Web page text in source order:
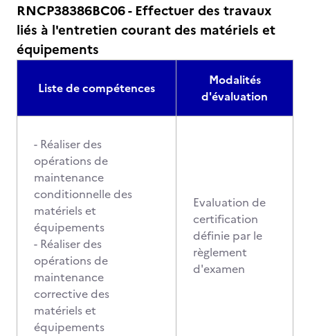
RNCP38386BC06 - Effectuer des travaux
liés à l'entretien courant des matériels et
équipements
Liste de compétences
Modalités
d'évaluation
- Réaliser des
opérations de
maintenance
conditionnelle des
matériels et
équipements
- Réaliser des
opérations de
maintenance
corrective des
matériels et
équipements
Evaluation de
certification
définie par le
règlement
d'examen